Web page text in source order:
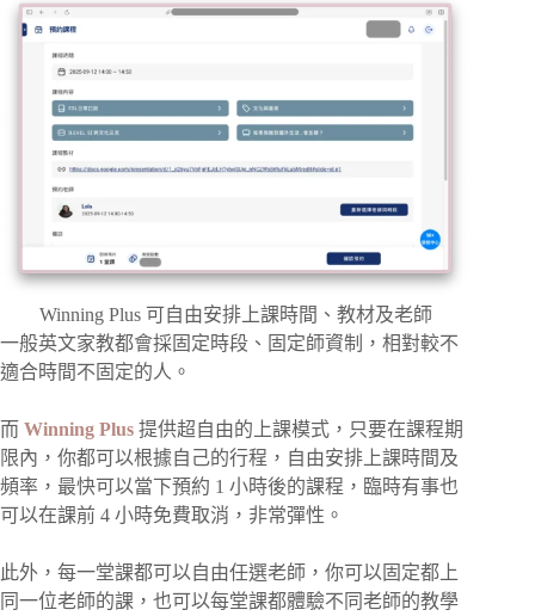
Winning Plus 可自由安排上課時間、教材及老師
一般英文家教都會採固定時段、固定師資制，相對較不
適合時間不固定的人。
而 Winning Plus 提供超自由的上課模式，只要在課程期
限內，你都可以根據自己的行程，自由安排上課時間及
頻率，最快可以當下預約 1 小時後的課程，臨時有事也
可以在課前 4 小時免費取消，非常彈性。
此外，每一堂課都可以自由任選老師，你可以固定都上
同一位老師的課，也可以每堂課都體驗不同老師的教學